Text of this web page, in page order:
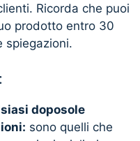
Ricorda che puoi
prodotto entro 30
spiegazioni.
doposole
sono quelli che